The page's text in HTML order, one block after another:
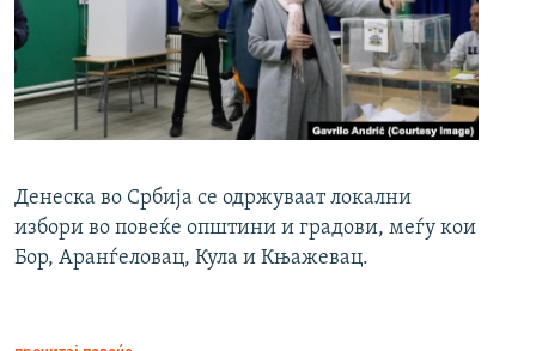
Денеска во Србија се одржуваат локални
избори во повеќе општини и градови, меѓу кои
Бор, Аранѓеловац, Кула и Књажевац.